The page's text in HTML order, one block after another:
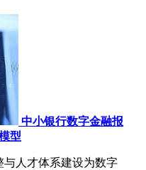
中小银行数字金融报
型
人才体系建设为数字